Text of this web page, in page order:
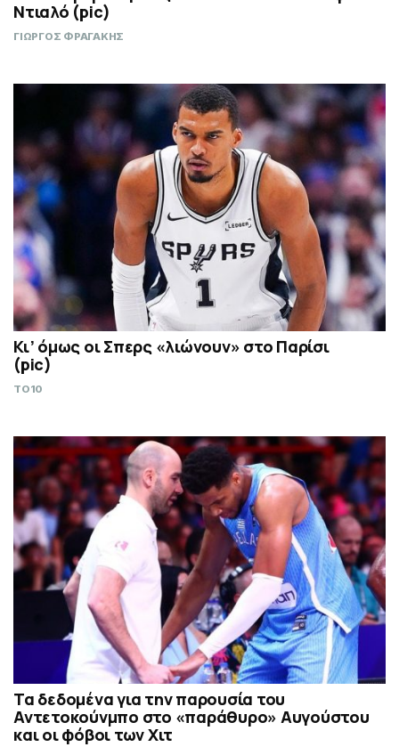
Ντιαλό (pic)
ΓΙΩΡΓΟΣ ΦΡΑΓΑΚΗΣ
Κι’ όμως οι Σπερς «λιώνουν» στο Παρίσι
(pic)
TO10
Τα δεδομένα για την παρουσία του
Αντετοκούνμπο στο «παράθυρο» Αυγούστου
και οι φόβοι των Χιτ